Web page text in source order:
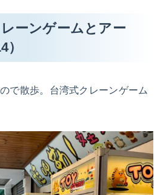
ーンゲームとアー
で散歩。台湾式クレーンゲーム